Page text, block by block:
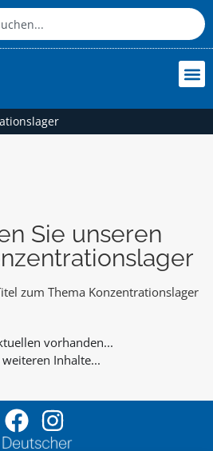
Sie unseren
zum Thema Konzentrationslager
weiteren Inhalte...